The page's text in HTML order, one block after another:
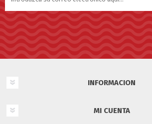
INFORMACION
MI CUENTA